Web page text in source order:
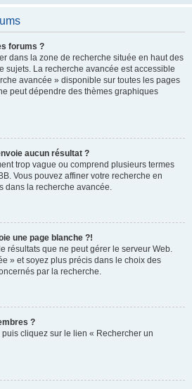
forums ?
dans la zone de recherche située en haut des
sujets. La recherche avancée est accessible
avancée » disponible sur toutes les pages
peut dépendre des thèmes graphiques
aucun résultat ?
trop vague ou comprend plusieurs termes
Vous pouvez affiner votre recherche en
dans la recherche avancée.
une page blanche ?!
résultats que ne peut gérer le serveur Web.
» et soyez plus précis dans le choix des
par la recherche.
?
cliquez sur le lien « Rechercher un